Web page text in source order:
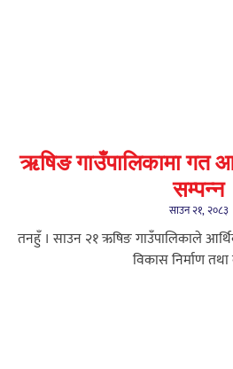
ऋषिङ गाउँपालिकामा गत
सम्पन्न
साउन २१, २०८३
तनहुँ । साउन २१ ऋषिङ गाउँपालिकाले
विकास निर्माण तथा